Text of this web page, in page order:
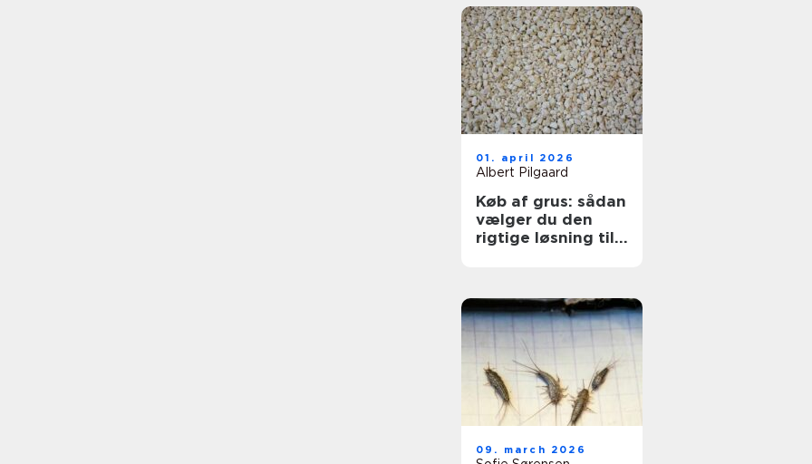
01. april 2026
Albert Pilgaard
Køb af grus: sådan
vælger du den
rigtige løsning til
09. march 2026